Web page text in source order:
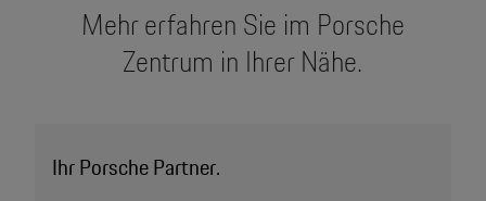
Mehr erfahren Sie im Porsche
Zentrum in Ihrer Nähe.
Ihr Porsche Partner.